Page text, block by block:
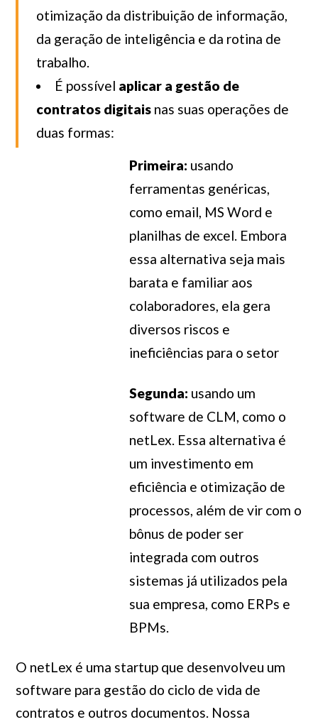
otimização da distribuição de informação,
da geração de inteligência e da rotina de
trabalho.
É possível aplicar a gestão de
contratos digitaisnas suas operações de
duas formas:
Primeira: usando
ferramentas genéricas,
como email, MS Word e
planilhas de excel. Embora
essa alternativa seja mais
barata e familiar aos
colaboradores, ela gera
diversos riscos e
ineficiências para o setor
Segunda: usando um
software de CLM, como o
netLex. Essa alternativa é
um investimento em
eficiência e otimização de
processos, além de vir com o
bônus de poder ser
integrada com outros
sistemas já utilizados pela
sua empresa, como ERPs e
BPMs.
O netLex é uma startup que desenvolveu um
software para gestão do ciclo de vida de
contratos e outros documentos. Nossa